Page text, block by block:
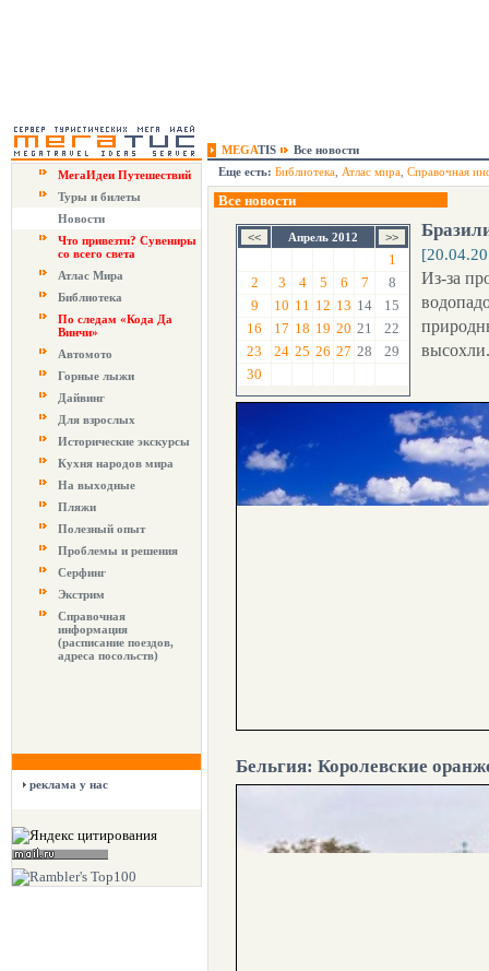
MEGATIS
Все новости
МегаИдеи Путешествий
Туры и билеты
Новости
Что привезти? Сувениры
со всего света
Атлас Мира
Библиотека
По следам «Кода Да
Винчи»
Автомото
Горные лыжи
Дайвинг
Для взрослых
Исторические экскурсы
Кухня народов мира
На выходные
Пляжи
Полезный опыт
Проблемы и решения
Серфинг
Экстрим
Справочная
информация
(расписание поездов,
адреса посольств)
реклама у нас
Еще есть: Библиотека Атлас мира Справочная
Все новости
Апрель 2012
1
2
3 4 5 6 7
8
9
10 11 12 13 14
15
16
17 18 19 20 21
22
23
24 25 26 27 28
29
30
Из-за
высохли.
Бельгия: Королевские